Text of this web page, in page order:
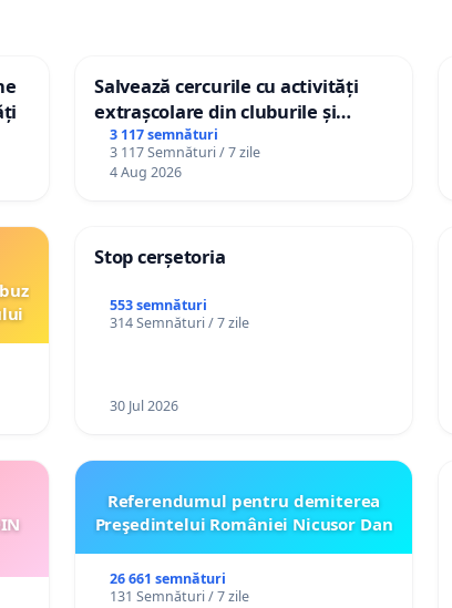
Salvează cercurile cu activități
extrașcolare din cluburile și
palatele copiilor
3 117 semnături
3 117 Semnături / 7 zile
4 Aug 2026
Stop cerșetoria
553 semnături
314 Semnături / 7 zile
30 Jul 2026
Referendumul pentru demiterea
Preşedintelui României Nicusor Dan
26 661 semnături
131 Semnături / 7 zile